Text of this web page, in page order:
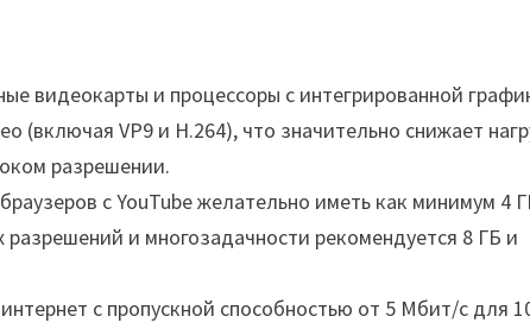
видеокарты и процессоры с интегрированной
VP9 и H.264), что значительно снижает
разрешении.
с YouTube желательно иметь как минимум 4
и многозадачности рекомендуется 8 ГБ и
с пропускной способностью от 5 Мбит/с для